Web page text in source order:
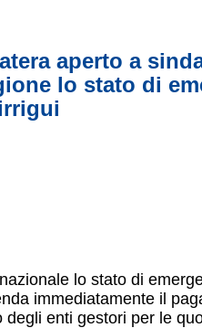
aperto a
lo stato di
lo stato di
immediatamente il
enti gestori per le